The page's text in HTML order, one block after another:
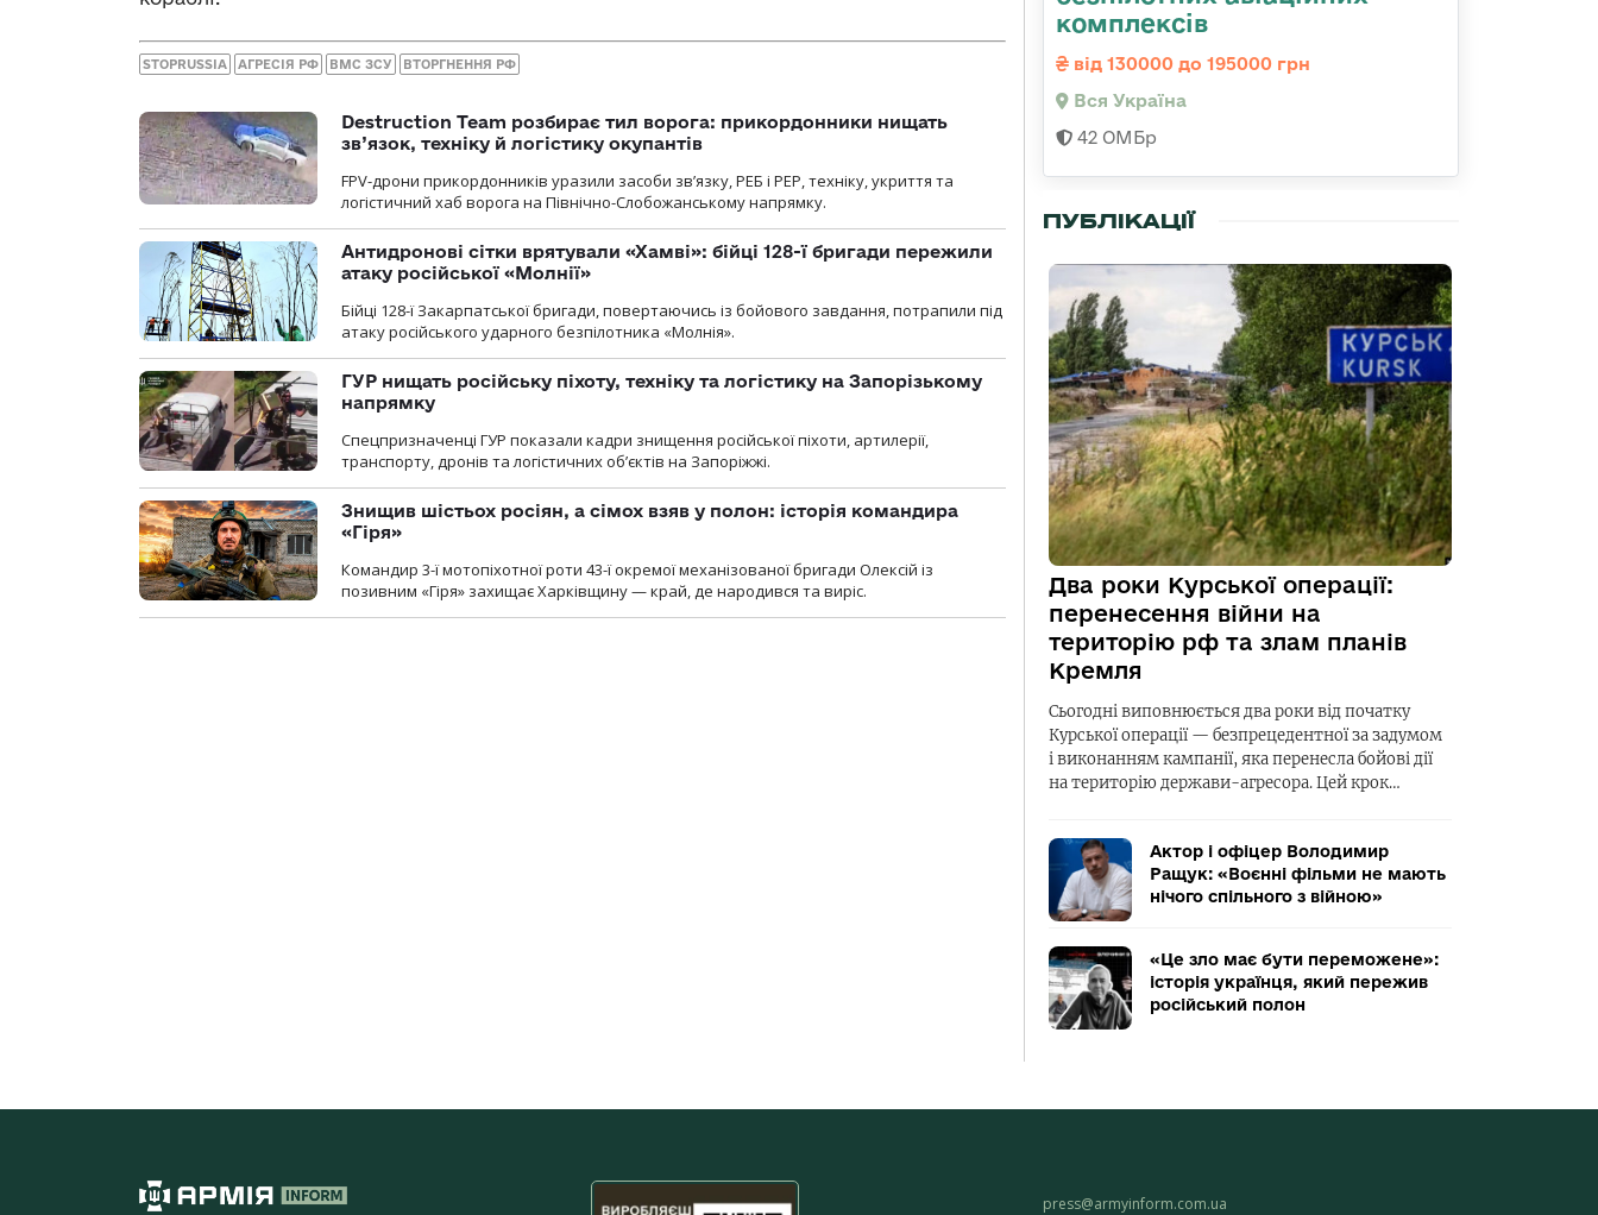
STOPRUSSIA АГРЕСІЯ РФ ВМС ЗСУ ВТОРГНЕННЯ РФ
Destruction Team розбирає тил ворога: прикордонники нищать
зв’язок, техніку й логістику окупантів
FPV-дрони прикордонників уразили засоби зв’язку, РЕБ і РЕР, техніку, укриття та
логістичний хаб ворога на Північно-Слобожанському напрямку.
Антидронові сітки врятували «Хамві»: бійці 128-ї бригади пережили
атаку російської «Молнії»
Бійці 128-ї Закарпатської бригади, повертаючись із бойового завдання, потрапили під
атаку російського ударного безпілотника «Молнія».
ГУР нищать російську піхоту, техніку та логістику на Запорізькому
напрямку
Спецпризначенці ГУР показали кадри знищення російської піхоти, артилерії,
транспорту, дронів та логістичних об’єктів на Запоріжжі.
Знищив шістьох росіян, а сімох взяв у полон: історія командира
«Гіря»
Командир 3-ї мотопіхотної роти 43-ї окремої механізованої бригади Олексій із
позивним «Гіря» захищає Харківщину — край, де народився та виріс.
комплексів
від 130000 до 195000 грн
Вся Україна
42 ОМБр
ПУБЛІКАЦІЇ
Два роки Курської операції:
перенесення війни на
територію рф та злам планів
Кремля
Сьогодні виповнюється два роки від початку
Курської операції — безпрецедентної за задумом
і виконанням кампанії, яка перенесла бойові дії
на територію держави-агресора. Цей крок…
Актор і офіцер Володимир
Ращук: «Воєнні фільми не мають
нічого спільного з війною»
«Це зло має бути переможене»:
історія українця, який пережив
російський полон
press@armyinform.com.ua